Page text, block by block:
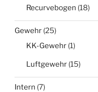
Recurvebogen (18)
Gewehr (25)
KK-Gewehr (1)
Luftgewehr (15)
Intern (7)